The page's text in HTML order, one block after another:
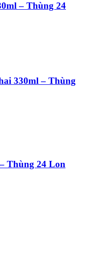
– Thùng 24
330ml – Thùng
Thùng 24 Lon